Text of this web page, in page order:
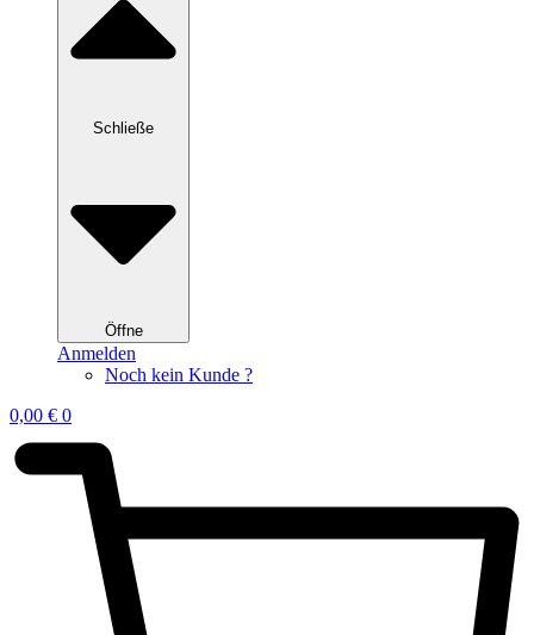
Schließe
Öffne
Anmelden
Noch kein Kunde ?
0,00 € 0